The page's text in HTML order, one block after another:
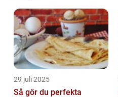
29 juli 2025
Så gör du perfekta